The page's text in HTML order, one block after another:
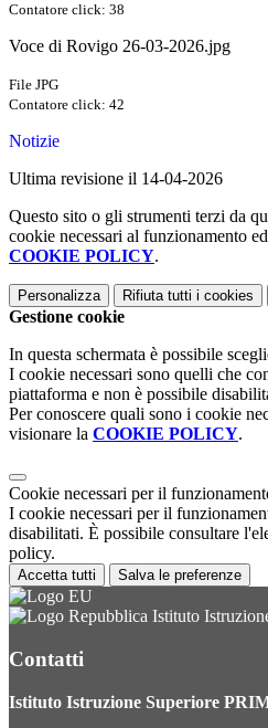
Contatore click: 38
Voce di Rovigo 26-03-2026.jpg
File JPG
Contatore click: 42
Notizie
Ultima revisione il 14-04-2026
Questo sito o gli strumenti terzi da
cookie necessari al funzionamento
COOKIE POLICY.
Personalizza Rifiuta tutti i cookies
Gestione cookie
In questa schermata è possibile
I cookie necessari sono quelli che
piattaforma e non è possibile
Per conoscere quali sono i cookie
visionare la COOKIE POLICY.
Cookie necessari per il
I cookie necessari per il
disabilitati. È possibile consultare
policy.
Accetta tutti Salva le preferenze
Istituto
Contatti
Istituto Istruzione Superiore